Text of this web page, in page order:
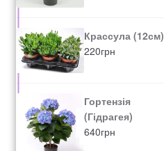
Крассула (12см)
220грн
Гортензія
(Гідрагея)
640грн